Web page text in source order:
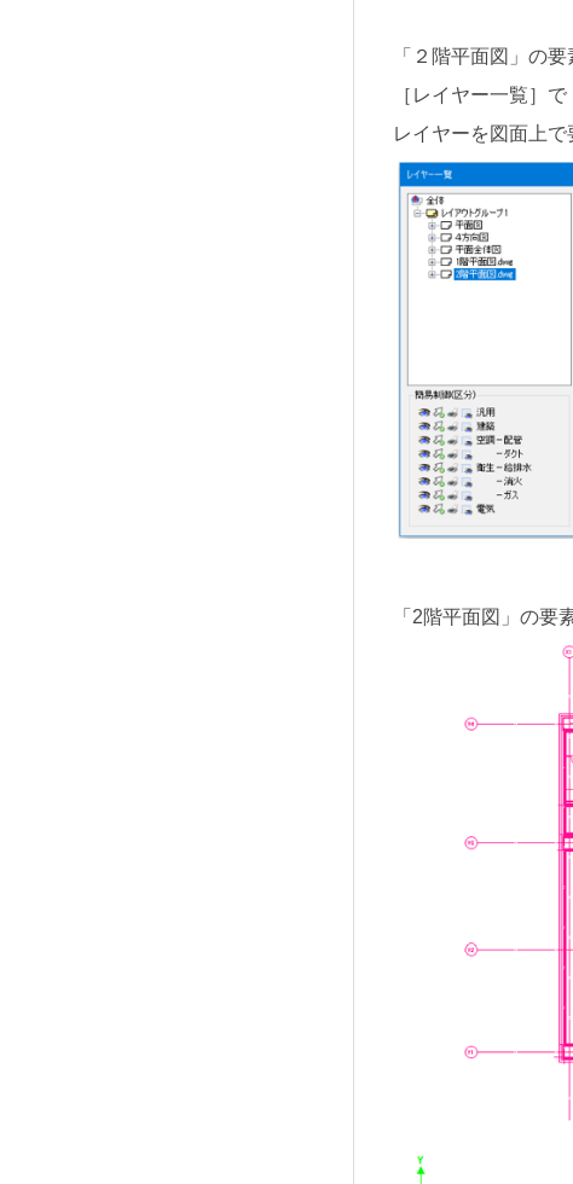
「２階平面図」の
［レイヤー一覧］
レイヤーを図面上で
「2階平面図」の要